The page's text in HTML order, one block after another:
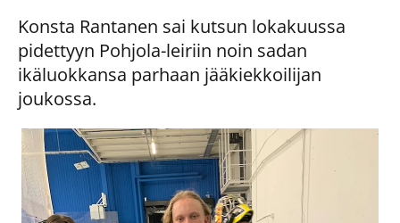
Konsta Rantanen sai kutsun lokakuussa
pidettyyn Pohjola-leiriin noin sadan
ikäluokkansa parhaan jääkiekkoilijan
joukossa.